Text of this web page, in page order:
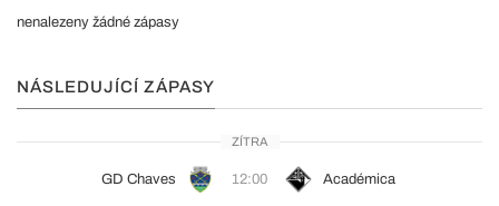
nenalezeny žádné zápasy
NÁSLEDUJÍCÍ ZÁPASY
ZÍTRA
GD Chaves 12:00 Académica